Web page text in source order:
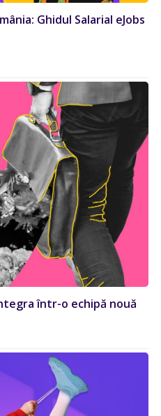
Ghidul Salarial eJobs
într-o echipă nouă